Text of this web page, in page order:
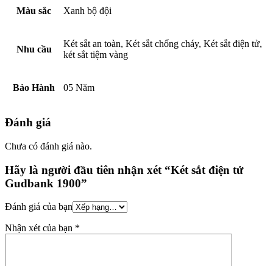
Màu sắc Xanh bộ đội
Nhu cầu
Két sắt an toàn, Két sắt chống cháy, Két sắt điện tử,
két sắt tiệm vàng
Bảo Hành 05 Năm
Đánh giá
Chưa có đánh giá nào.
Hãy là người đầu tiên nhận xét “Két sắt điện tử
Gudbank 1900”
Đánh giá của bạn
Nhận xét của bạn *